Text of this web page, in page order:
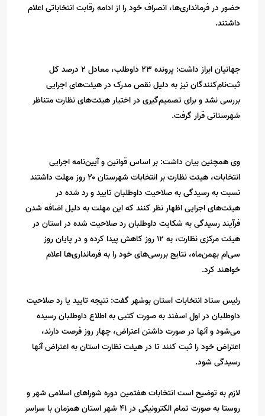
حضور در فرمانداری‌ها، انصراف خود را از ادامه رقابت انتخاباتی اعلام
داشتند.
جهانیان ابراز داشت: پرونده ۲۳ داوطلب، معادل ۲ درصد کل
ثبت‌نام‌کنندگان نیز به دلیل نقص مدرک در هیئت‌های اجرایی
بررسی نشد و برای تصمیم‌گیری در اختیار هیئت‌های نظارت متناظر
شهرستانی قرار گرفت.
وی همچنین بیان داشت: بر اساس قوانین و آیین‌نامه‌ اجرایی
انتخابات، هیئت نظارت بر انتخابات شهرستان ۲۰ روز مهلت داشتند
نسبت به رسیدگی به صلاحیت داوطلبان تایید و رد شده در
هیئت‌های اجرایی اظهار نظر کنند که این مهلت به دلیل اضافه شدن
فرآیند رسیدگی به شکایت داوطلبان رد صلاحیت شده در استان در
هیئت مرکزی نظارت، به ۱۲ روز کاهش پیدا کرده و در پایان روز
سی‌ام‌ بهمن‌ماه، نتایج بررسی‌های خود را به فرمانداری‌ها اعلام
خواهند کرد.
رئیس ستاد انتخابات استان بوشهر گفت: نتیجه تایید یا رد صلاحیت
داوطلبان در اول اسفند به صورت کتبی به اطلاع داوطلبان رسیده
می‌شود و آنها در صورت داشتن اعتراض، چهار روز فرصت دارند،
اعتراض خود را ثبت کنند تا در هیئت نظارت استان به اعتراض آنها
رسیدگی شود.
لازم به توضیح است انتخابات هفتمین دوره شوراهای اسلامی شهر و
روستا به صورت تمام الکترونیکی در ۴۱ شهر استان همزمان با سراسر